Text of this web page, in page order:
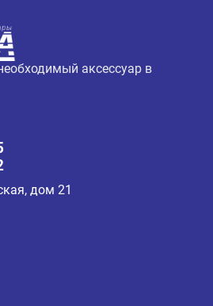
аксессуар в
дом 21